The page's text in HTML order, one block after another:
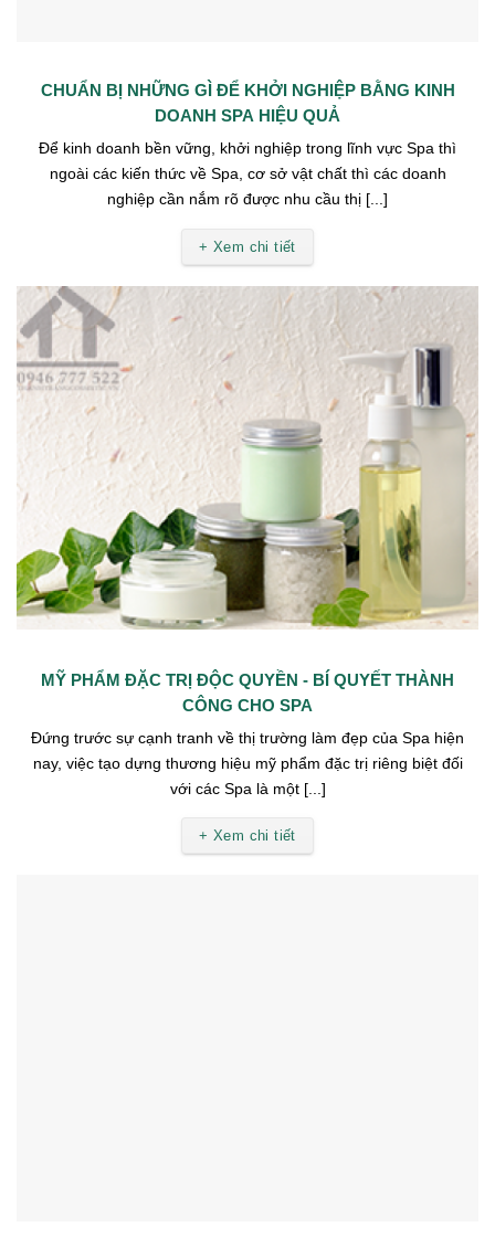
CHUẨN BỊ NHỮNG GÌ ĐỂ KHỞI NGHIỆP BẰNG KINH
DOANH SPA HIỆU QUẢ
Để kinh doanh bền vững, khởi nghiệp trong lĩnh vực Spa thì
ngoài các kiến thức về Spa, cơ sở vật chất thì các doanh
nghiệp cần nắm rõ được nhu cầu thị [...]
+ Xem chi tiết
MỸ PHẨM ĐẶC TRỊ ĐỘC QUYỀN - BÍ QUYẾT THÀNH
CÔNG CHO SPA
Đứng trước sự cạnh tranh về thị trường làm đẹp của Spa hiện
nay, việc tạo dựng thương hiệu mỹ phẩm đặc trị riêng biệt đối
với các Spa là một [...]
+ Xem chi tiết